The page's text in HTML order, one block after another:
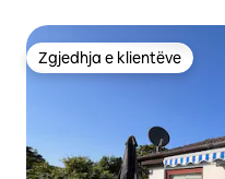
Zgjedhja e klientëve
Zgjedhja e klientëve